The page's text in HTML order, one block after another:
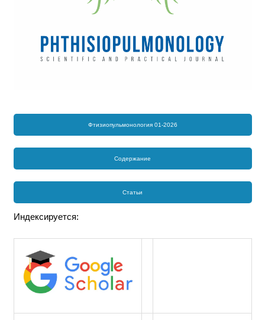
Фтизиопульмонология 01-2026
Содержание
Статьи
Индексируется: